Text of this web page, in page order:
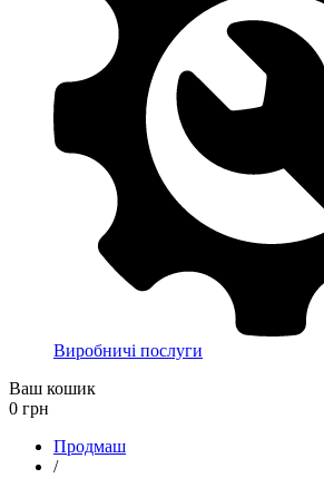
Виробничі послуги
Ваш кошик
0 грн
Продмаш
/